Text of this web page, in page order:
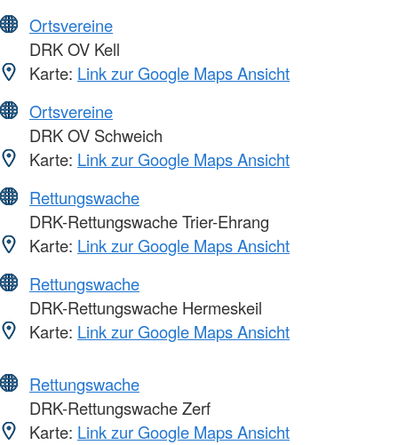
Ortsvereine
DRK OV Kell
Karte: Link zur Google Maps Ansicht
Ortsvereine
DRK OV Schweich
Karte: Link zur Google Maps Ansicht
Rettungswache
DRK-Rettungswache Trier-Ehrang
Karte: Link zur Google Maps Ansicht
Rettungswache
DRK-Rettungswache Hermeskeil
Karte: Link zur Google Maps Ansicht
Rettungswache
DRK-Rettungswache Zerf
Karte: Link zur Google Maps Ansicht